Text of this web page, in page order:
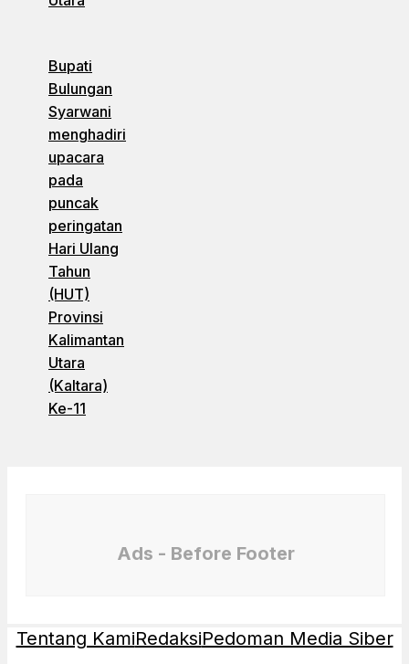
Bupati
Bulungan
Syarwani
menghadiri
upacara
pada
puncak
peringatan
Hari Ulang
Tahun
(HUT)
Provinsi
Kalimantan
Utara
(Kaltara)
Ke-11
Ads - Before Footer
Tentang KamiRedaksiPedoman Media Siber